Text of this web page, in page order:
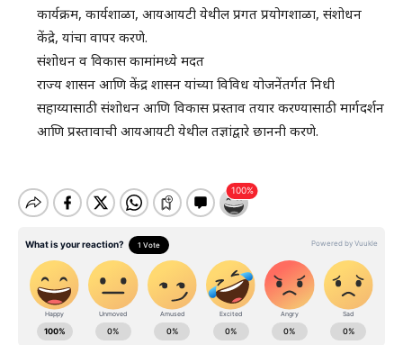
कार्यक्रम, कार्यशाळा, आयआयटी येथील प्रगत प्रयोगशाळा, संशोधन
केंद्रे, यांचा वापर करणे.
संशोधन व विकास कामांमध्ये मदत
राज्य शासन आणि केंद्र शासन यांच्या विविध योजनेंतर्गत निधी
सहाय्यासाठी संशोधन आणि विकास प्रस्ताव तयार करण्यासाठी मार्गदर्शन
आणि प्रस्तावाची आयआयटी येथील तज्ञांद्वारे छाननी करणे.